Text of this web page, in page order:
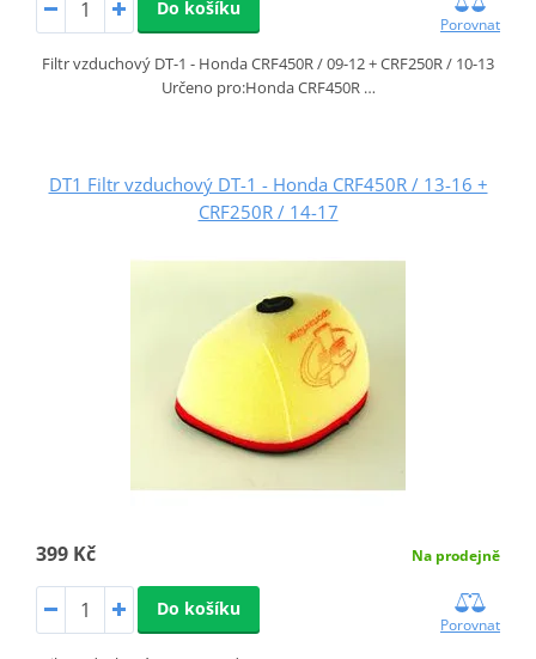
Do košíku
Porovnat
Filtr vzduchový DT-1 - Honda CRF450R / 09-12 + CRF250R / 10-13
Určeno pro:Honda CRF450R …
DT1 Filtr vzduchový DT-1 - Honda CRF450R / 13-16 +
CRF250R / 14-17
399 Kč Na prodejně
Do košíku
Porovnat